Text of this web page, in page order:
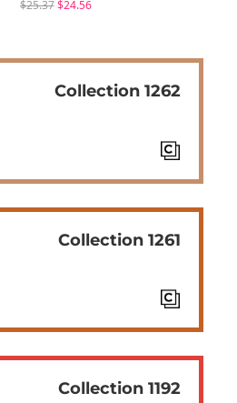
$25.37 $24.56
Collection 1262
Collection 1261
Collection 1192